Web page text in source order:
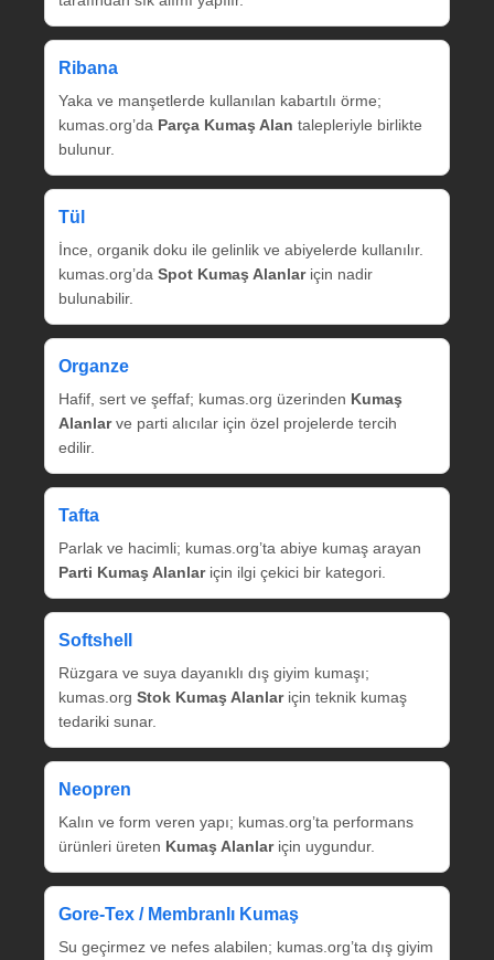
Ribana
Yaka ve manşetlerde kullanılan kabartılı örme;
kumas.org’da Parça Kumaş Alan talepleriyle birlikte
bulunur.
Tül
İnce, organik doku ile gelinlik ve abiyelerde kullanılır.
kumas.org’da Spot Kumaş Alanlariçin nadir
bulunabilir.
Organze
Hafif, sert ve şeffaf; kumas.org üzerinden Kumaş
Alanlarve parti alıcılar için özel projelerde tercih
edilir.
Tafta
Parlak ve hacimli; kumas.org’ta abiye kumaş arayan
Parti Kumaş Alanlariçin ilgi çekici bir kategori.
Softshell
Rüzgara ve suya dayanıklı dış giyim kumaşı;
kumas.org Stok Kumaş Alanlariçin teknik kumaş
tedariki sunar.
Neopren
Kalın ve form veren yapı; kumas.org’ta performans
ürünleri üreten Kumaş Alanlariçin uygundur.
Gore‑Tex / Membranlı Kumaş
Su geçirmez ve nefes alabilen; kumas.org’ta dış giyim